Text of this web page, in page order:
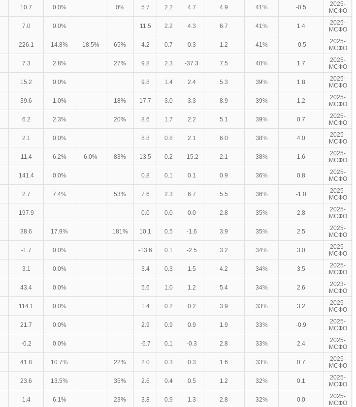
10.7 0.0% 0% 5.7 2.2 4.7 4.9 41% -0.5
2025-
МСФО
7.0 0.0% 11.5 2.2 4.3 6.7 41% 1.4
2025-
МСФО
226.1 14.8% 18.5% 65% 4.2 0.7 0.3 1.2 41% -0.5
2025-
МСФО
7.3 2.8% 27% 9.8 2.3 -37.3 7.5 40% 1.7
2025-
МСФО
15.2 0.0% 9.8 1.4 2.4 5.3 39% 1.8
2025-
МСФО
39.6 1.0% 18% 17.7 3.0 3.3 8.9 39% 1.2
2025-
МСФО
6.2 2.3% 20% 8.6 1.7 2.2 5.1 39% 0.7
2025-
МСФО
2.1 0.0% 8.8 0.8 2.1 6.0 38% 4.0
2025-
МСФО
11.4 6.2% 6.0% 83% 13.5 0.2 -15.2 2.1 38% 1.6
2025-
МСФО
141.4 0.0% 0.8 0.1 0.1 0.9 36% 0.8
2025-
МСФО
2.7 7.4% 53% 7.6 2.3 6.7 5.5 36% -1.0
2025-
МСФО
197.9 0.0 0.0 0.0 2.8 35% 2.8
2025-
МСФО
38.6 17.9% 181% 10.1 0.5 -1.6 3.9 35% 2.5
2025-
МСФО
-1.7 0.0% -13.6 0.1 -2.5 3.2 34% 3.0
2025-
МСФО
3.1 0.0% 3.4 0.3 1.5 4.2 34% 3.5
2025-
МСФО
43.4 0.0% 5.6 1.0 1.2 5.4 34% 2.6
2023-
МСФО
114.1 0.0% 1.4 0.2 0.2 3.9 33% 3.2
2025-
МСФО
21.7 0.0% 2.9 0.9 0.9 1.9 33% -0.9
2025-
МСФО
-0.2 0.0% -6.7 0.1 -0.3 2.8 33% 2.4
2025-
МСФО
41.8 10.7% 22% 2.0 0.3 0.3 1.6 33% 0.7
2025-
МСФО
23.6 13.5% 35% 2.6 0.4 0.5 1.2 32% 0.1
2025-
МСФО
1.4 6.1% 23% 3.8 0.9 1.3 2.8 32% 0.0
2025-
МСФО